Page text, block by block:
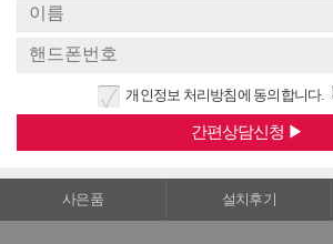
정*화님 문의접수되었습니다.
안*자님 문의접수되었습니다.
개인정보 처리방침에 동의합니다.
사은품 설치후기